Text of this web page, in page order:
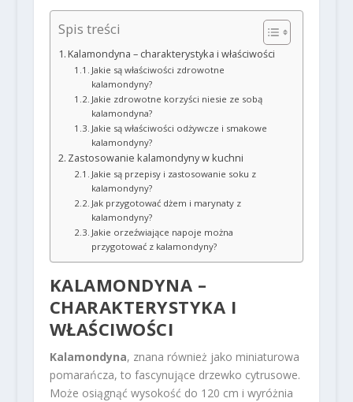
Spis treści
Kalamondyna – charakterystyka i właściwości
Jakie są właściwości zdrowotne
kalamondyny?
Jakie zdrowotne korzyści niesie ze sobą
kalamondyna?
Jakie są właściwości odżywcze i smakowe
kalamondyny?
Zastosowanie kalamondyny w kuchni
Jakie są przepisy i zastosowanie soku z
kalamondyny?
Jak przygotować dżem i marynaty z
kalamondyny?
Jakie orzeźwiające napoje można
przygotować z kalamondyny?
KALAMONDYNA –
CHARAKTERYSTYKA I
WŁAŚCIWOŚCI
Kalamondyna, znana również jako miniaturowa
pomarańcza, to fascynujące drzewko cytrusowe.
Może osiągnąć wysokość do 120 cm i wyróżnia